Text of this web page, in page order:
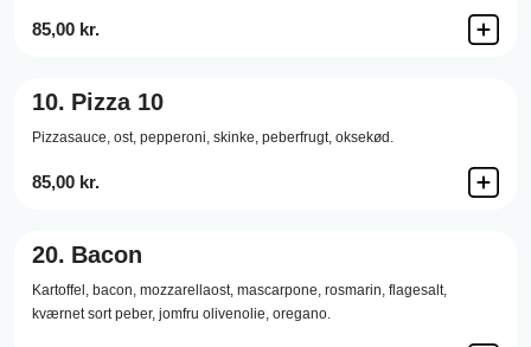
85,00 kr.
10. Pizza 10
Pizzasauce, ost, pepperoni, skinke, peberfrugt, oksekød.
85,00 kr.
20. Bacon
Kartoffel, bacon, mozzarellaost, mascarpone, rosmarin, flagesalt,
kværnet sort peber, jomfru olivenolie, oregano.